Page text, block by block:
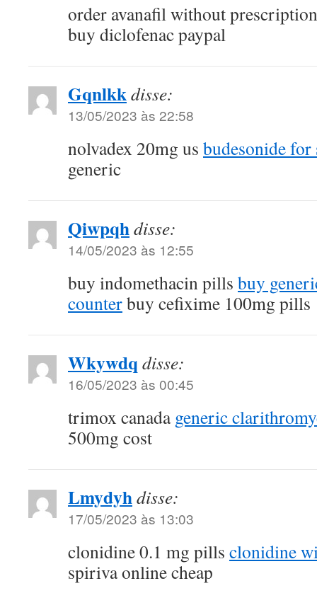
order avanafil without
buy diclofenac paypal
Gqnlkkdisse:
13/05/2023 às 22:58
nolvadex 20mg us budesonide for
generic
Qiwpqhdisse:
14/05/2023 às 12:55
buy indomethacin pills buy
counterbuy cefixime 100mg pills
Wkywdq disse:
16/05/2023 às 00:45
trimox canadageneric
500mg cost
Lmydyhdisse:
17/05/2023 às 13:03
clonidine 0.1 mg pills clonidine
spiriva online cheap